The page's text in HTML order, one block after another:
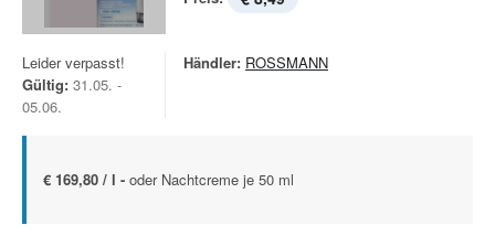
Leider verpasst!
Gültig: 31.05. -
05.06.
Händler: ROSSMANN
€ 169,80 / l - oder Nachtcreme je 50 ml